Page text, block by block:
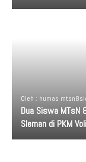
Oleh : humas
Dua Siswa MTsN
Sleman di PKM